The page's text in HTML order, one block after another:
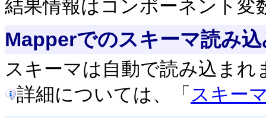
結果情報はコンポーネント変
Mapperでのスキーマ読み
スキーマは自動で読み込まれ
詳細については、「 スキー